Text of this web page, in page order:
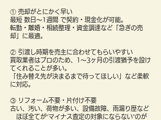
① 売却がとにかく早い
最短 数日〜1週間 で契約・現金化が可能。
転勤・離婚・相続整理・資金調達など「急ぎの売
却」に最適。
② 引渡し時期を売主に合わせてもらいやすい
買取業者はプロのため、1〜3ヶ月の引渡猶予を設け
てくれることが多い。
「住み替え先が決まるまで待ってほしい」など柔軟
に対応。
③ リフォーム不要・片付け不要
古い、汚い、荷物が多い、設備故障、雨漏り歴など
ほぼ全てが“マイナス査定の対象にならない”のが